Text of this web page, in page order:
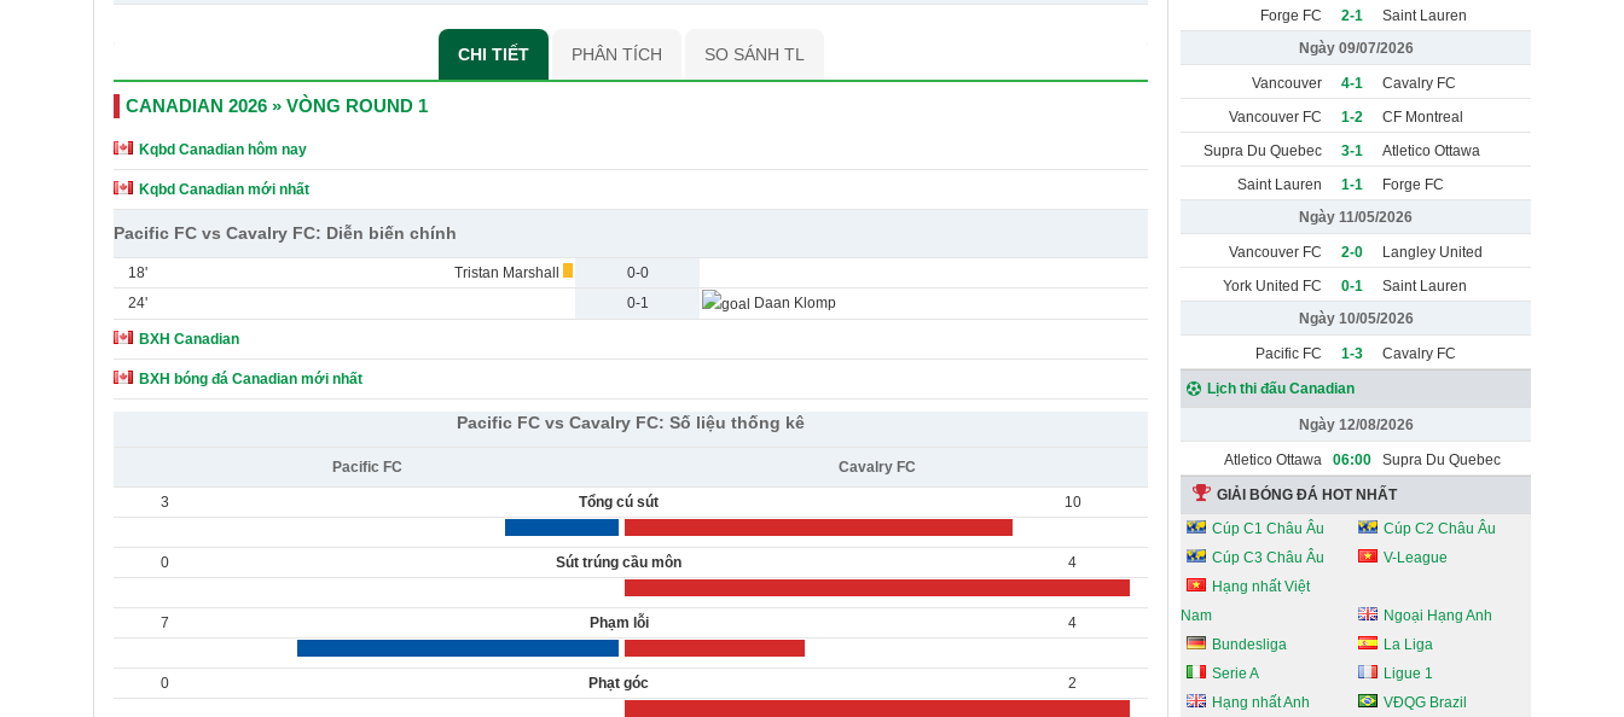
CHI TIẾT PHÂN TÍCH SO SÁNH TL
CANADIAN 2026 » VÒNG ROUND 1
Kqbd Canadian hôm nay
Kqbd Canadian mới nhất
Pacific FC vs Cavalry FC: Diễn biến chính
18' Tristan Marshall
0-0
24'
0-1 Daan Klomp
BXH Canadian
BXH bóng đá Canadian mới nhất
Pacific FC vs Cavalry FC: Số liệu thống kê
Pacific FC Cavalry FC
3 Tổng cú sút 10
0 Sút trúng cầu môn 4
7 Phạm lỗi 4
0 Phạt góc 2
Forge FC
2-1
Saint Lauren
Ngày 09/07/2026
Vancouver
Whitecaps
4-1
Cavalry FC
Vancouver FC
1-2
CF Montreal
Supra Du Quebec
3-1
Atletico Ottawa
Saint Lauren
1-1
Forge FC
Ngày 11/05/2026
Vancouver FC 2-0
Langley United
York United FC
0-1
Saint Lauren
Ngày 10/05/2026
Pacific FC 1-3 Cavalry FC
Lịch thi đấu Canadian
Ngày 12/08/2026
Atletico Ottawa 06:00 Supra Du Quebec
GIẢI BÓNG ĐÁ HOT NHẤT
Cúp C1 Châu Âu
Cúp C2 Châu Âu
Cúp C3 Châu Âu
V-League
Hạng nhất Việt
Nam
Ngoại Hạng Anh
Bundesliga
La Liga
Serie A
Ligue 1
Hạng nhất Anh
VĐQG Brazil